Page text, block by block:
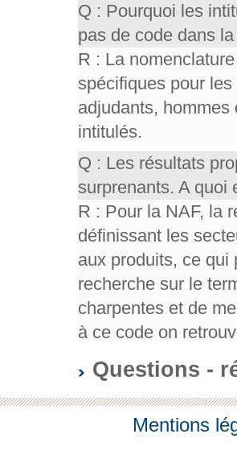
Q : Pourquoi les
pas de code dans
R : La
spécifiques pour
adjudants,
intitulés.
Q : Les résultats
surprenants. A quoi
R : Pour la NAF, la
définissant les
aux produits, ce qui
recherche sur le
charpentes et de
à ce code on
Questions -
Mentions